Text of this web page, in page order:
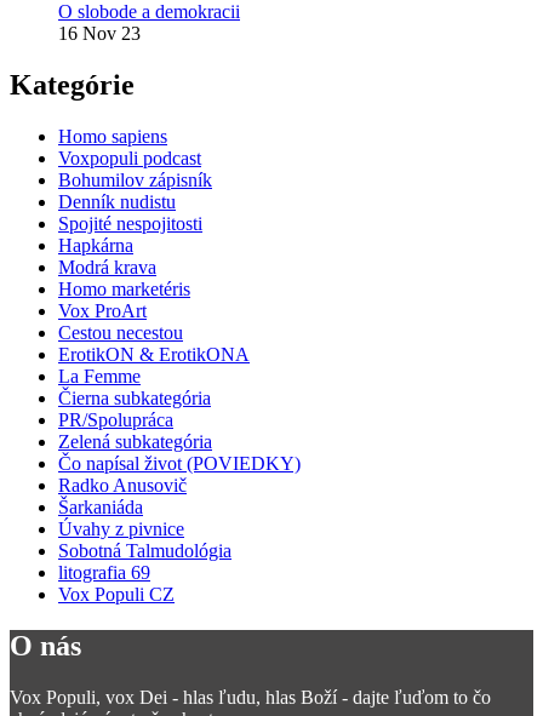
O slobode a demokracii
16 Nov 23
Kategórie
Homo sapiens
Voxpopuli podcast
Bohumilov zápisník
Denník nudistu
Spojité nespojitosti
Hapkárna
Modrá krava
Homo marketéris
Vox ProArt
Cestou necestou
ErotikON & ErotikONA
La Femme
Čierna subkategória
PR/Spolupráca
Zelená subkategória
Čo napísal život (POVIEDKY)
Radko Anusovič
Šarkaniáda
Úvahy z pivnice
Sobotná Talmudológia
litografia 69
Vox Populi CZ
O nás
Vox Populi, vox Dei - hlas ľudu, hlas Boží - dajte ľuďom to čo